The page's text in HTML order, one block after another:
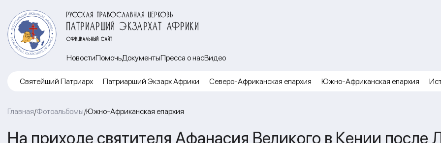
РУССКАЯ ПРАВОСЛАВНАЯ ЦЕРКОВЬ
ПАТРИАРШИЙ ЭКЗАРХАТ АФРИКИ
ОФИЦИАЛЬНЫЙ САЙТ
НовостиПомочьДокументыПресса о насВидео
Cвятейший Патриарх Патриарший Экзарх Африки Северо-Африканская епархия Южно-Африканская епархия
Главная/Фотоальбомы/Южно-Африканская епархия
На приходе святителя Афанасия Великого в Кении после